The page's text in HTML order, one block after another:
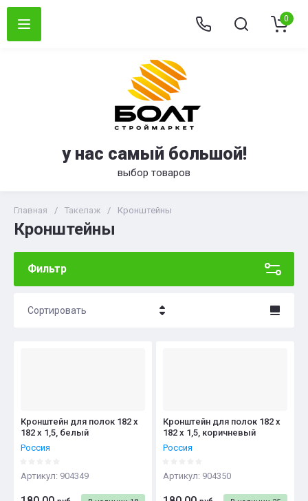
у нас самый большой!
выбор товаров
0
Главная / Такелаж / Кронштейны
Кронштейны
Фильтр
Сортировать
Название - А-Я
Кронштейн для полок 182 х
182 х 1,5, белый
Россия
Артикул: 904349
Кронштейн для полок 182 х
182 х 1,5, коричневый
Россия
Артикул: 904350